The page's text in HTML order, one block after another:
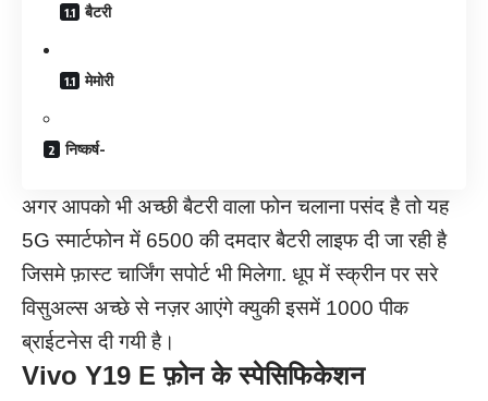
बैटरी
मेमोरी
निष्कर्ष-
अगर आपको भी अच्छी बैटरी वाला फोन चलाना पसंद है तो यह
5G स्मार्टफोन में 6500 की दमदार बैटरी लाइफ दी जा रही है
जिसमे फ़ास्ट चार्जिंग सपोर्ट भी मिलेगा. धूप में स्क्रीन पर सरे
विसुअल्स अच्छे से नज़र आएंगे क्युकी इसमें 1000 पीक
ब्राईटनेस दी गयी है।
Vivo Y19 E फ़ोन के स्पेसिफिकेशन